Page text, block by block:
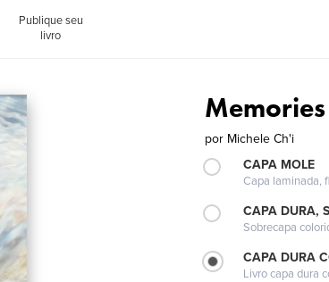
Publique seu
livro
por Michele Ch'i
CAPA MOLE
Capa laminada,
CAPA DURA,
Sobrecapa
CAPA DURA
Livro capa dura